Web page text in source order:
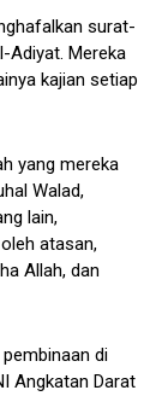
surat-
Adiyat. Mereka
kajian setiap
yang mereka
Walad,
lain,
atasan,
Allah, dan
di
Angkatan Darat